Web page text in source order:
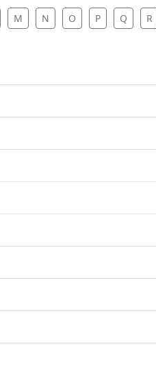
M N O P Q R